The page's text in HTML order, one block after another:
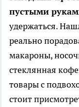
пустыми
удержаться.
реально
макароны,
стеклянная
товары с
стоит